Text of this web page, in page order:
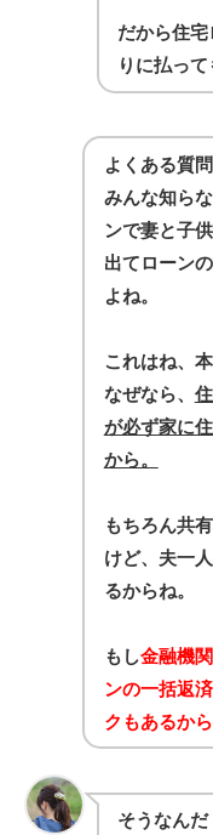
だから住
りに払って
よくある質
みんな知ら
ンで妻と子
出てローン
よね。
これはね、
なぜなら、
が必ず家に
から。
もちろん共
けど、夫一
るからね。
もし金融機
ンの一括返
クもあるか
そうなんだ